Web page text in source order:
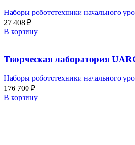
Наборы робототехники начального
27 408 ₽
В корзину
Творческая лаборатория
Наборы робототехники начального
176 700 ₽
В корзину